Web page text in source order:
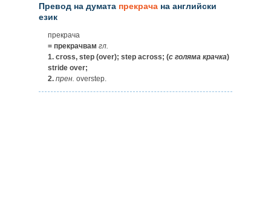
Превод на думата прекрача на английски
език
прекрача
= прекрачвам гл.
1. cross, step (over); step across; (с голяма крачка)
stride over;
2. прен. overstep.